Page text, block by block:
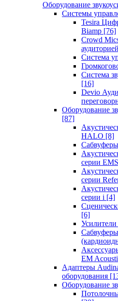
Оборудование
Системы
Tesira
Biamp [76]
Crowd
Система
Система
[16]
Devio
Оборудование
[87]
HALO [8]
серии EMS
серии
серии i [4]
[6]
EM
Адаптеры
оборудования
Оборудование